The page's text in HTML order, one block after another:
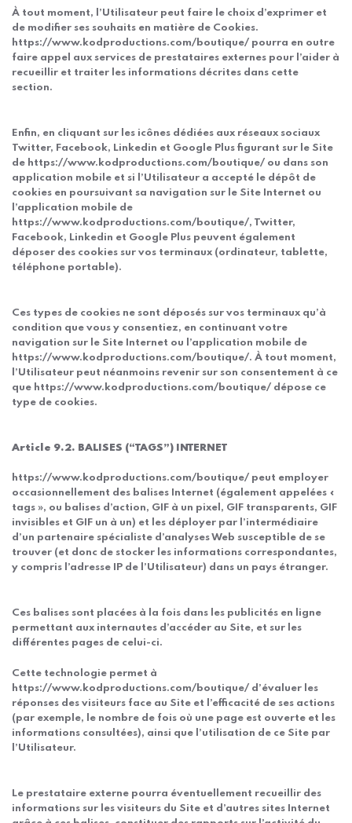
À tout moment, l’Utilisateur peut faire le choix d’exprimer et
de modifier ses souhaits en matière de Cookies.
https://www.kodproductions.com/boutique/ pourra en outre
faire appel aux services de prestataires externes pour l’aider à
recueillir et traiter les informations décrites dans cette
section.
Enfin, en cliquant sur les icônes dédiées aux réseaux sociaux
Twitter, Facebook, Linkedin et Google Plus figurant sur le Site
de https://www.kodproductions.com/boutique/ ou dans son
application mobile et si l’Utilisateur a accepté le dépôt de
cookies en poursuivant sa navigation sur le Site Internet ou
l’application mobile de
https://www.kodproductions.com/boutique/, Twitter,
Facebook, Linkedin et Google Plus peuvent également
déposer des cookies sur vos terminaux (ordinateur, tablette,
téléphone portable).
Ces types de cookies ne sont déposés sur vos terminaux qu’à
condition que vous y consentiez, en continuant votre
navigation sur le Site Internet ou l’application mobile de
https://www.kodproductions.com/boutique/. À tout moment,
l’Utilisateur peut néanmoins revenir sur son consentement à ce
que https://www.kodproductions.com/boutique/ dépose ce
type de cookies.
Article 9.2. BALISES (“TAGS”) INTERNET
https://www.kodproductions.com/boutique/ peut employer
occasionnellement des balises Internet (également appelées «
tags », ou balises d’action, GIF à un pixel, GIF transparents, GIF
invisibles et GIF un à un) et les déployer par l’intermédiaire
d’un partenaire spécialiste d’analyses Web susceptible de se
trouver (et donc de stocker les informations correspondantes,
y compris l’adresse IP de l’Utilisateur) dans un pays étranger.
Ces balises sont placées à la fois dans les publicités en ligne
permettant aux internautes d’accéder au Site, et sur les
différentes pages de celui-ci.
Cette technologie permet à
https://www.kodproductions.com/boutique/ d’évaluer les
réponses des visiteurs face au Site et l’efficacité de ses actions
(par exemple, le nombre de fois où une page est ouverte et les
informations consultées), ainsi que l’utilisation de ce Site par
l’Utilisateur.
Le prestataire externe pourra éventuellement recueillir des
informations sur les visiteurs du Site et d’autres sites Internet